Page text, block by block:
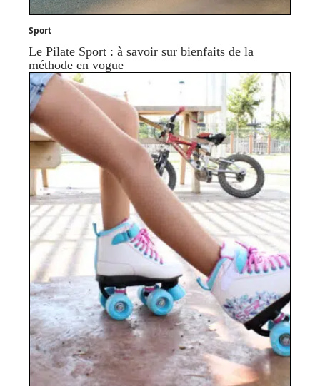
Sport
Le Pilate Sport : à savoir sur bienfaits de la
méthode en vogue